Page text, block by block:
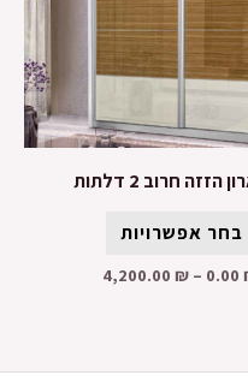
הזזה חרוב 2 דלתות
בחר אפשרויות
0.00
–
4,200.00 ₪